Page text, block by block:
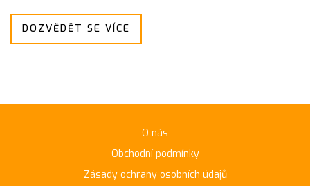
růst a představíme příběhy lidí, kteří dosáhli kariérního
úspěchu.
DOZVĚDĚT SE VÍCE
O nás
Obchodní podmínky
Zásady ochrany osobních údajů